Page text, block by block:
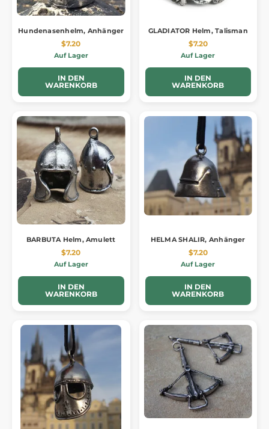
Hundenasenhelm, Anhänger
$7.20
Auf Lager
IN DEN
WARENKORB
GLADIATOR Helm, Talisman
$7.20
Auf Lager
IN DEN
WARENKORB
BARBUTA Helm, Amulett
$7.20
Auf Lager
IN DEN
WARENKORB
HELMA SHALIR, Anhänger
$7.20
Auf Lager
IN DEN
WARENKORB